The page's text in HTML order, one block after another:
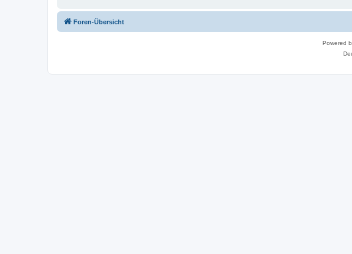
Foren-Übersicht
Powered